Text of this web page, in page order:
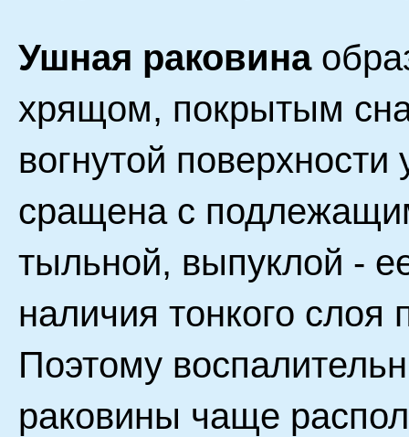
Ушная раковина
хрящом, покрытым
вогнутой
сращена с
тыльной, выпуклой -
наличия тонкого слоя
Поэтому
раковины чаще